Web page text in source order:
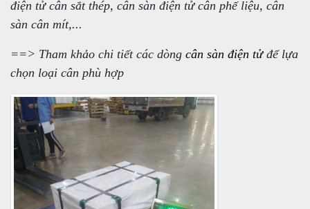
điện tử cân sắt thép, cân sàn điện tử cân phế liệu, cân
sàn cân mít,...
==> Tham khảo chi tiết các dòng cân sàn điện tửđể lựa
chọn loại cân phù hợp